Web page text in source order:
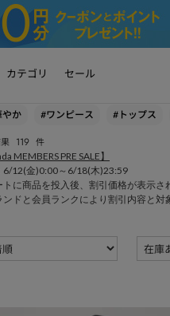
カテゴリ セール
か #ワンピース #トップス
119 件
MEMBERS PRE SALE】
6/12(金)0:00～6/18(木)23:59
に商品を投入後、割引価格が表示さ
ドと会員ランクにより割引内容と対